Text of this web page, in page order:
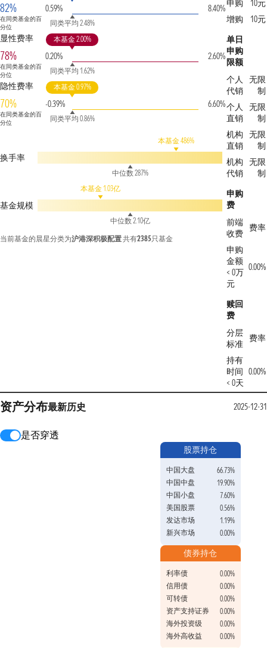
82%
在同类基金的百
分位
0.59%
同类平均 2.48%
8.40%
显性费率
78%
在同类基金的百
分位
0.20%
本基金 2.00%
同类平均 1.62%
2.60%
隐性费率
70%
在同类基金的百
分位
-0.39%
本基金 0.97%
同类平均 0.86%
6.60%
换手率
本基金 486%
中位数 287%
基金规模
本基金 1.03亿
中位数 2.10亿
当前基金的晨星分类为沪港深积极配置共有2385只基金
申购
10元
增购
10元
单日
申购
限额
个人
代销
无限
制
个人
直销
无限
制
机构
直销
无限
制
机构
代销
无限
制
申购
费
前端
收费
费率
申购
金额
< 0万
元
0.00%
赎回
费
分层
标准
费率
持有
时间
< 0天
0.00%
资产分布最新历史 2025-12-31
是否穿透
股票持仓
中国大盘
66.73%
中国中盘
19.90%
中国小盘
7.60%
美国股票
0.56%
发达市场
1.19%
新兴市场
0.00%
债券持仓
利率债
0.00%
信用债
0.00%
可转债
0.00%
资产支持证券
0.00%
海外投资级
0.00%
海外高收益
0.00%